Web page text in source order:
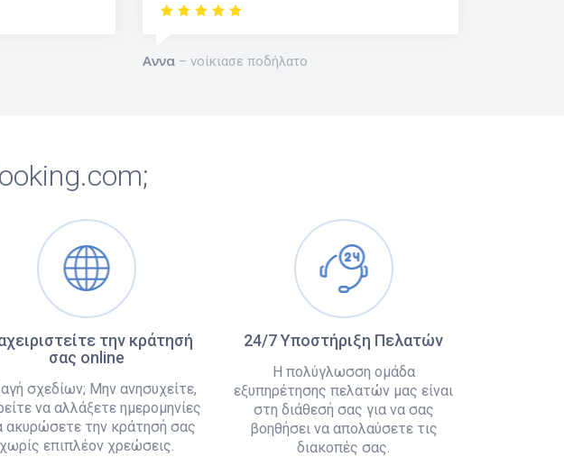
Αννα νοίκιασε ποδήλατο
την κράτησή
σας online
σχεδίων; Μην ανησυχείτε,
να αλλάξετε ημερομηνίες
ακυρώσετε την κράτησή σας
χωρίς επιπλέον χρεώσεις.
24/7 Υποστήριξη Πελατών
Η πολύγλωσση ομάδα
εξυπηρέτησης πελατών μας είναι
στη διάθεσή σας για να σας
βοηθήσει να απολαύσετε τις
διακοπές σας.